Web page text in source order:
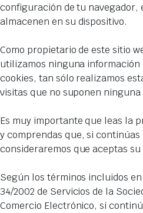
configuración de tu navegador,
almacenen en su dispositivo.
Como propietario de este sitio
utilizamos ninguna
cookies, tan sólo realizamos
visitas que no suponen
Es muy importante que leas la
y comprendas que, si continúas
consideraremos que aceptas su
Según los términos incluidos
34/2002 de Servicios de la
Comercio Electrónico, si